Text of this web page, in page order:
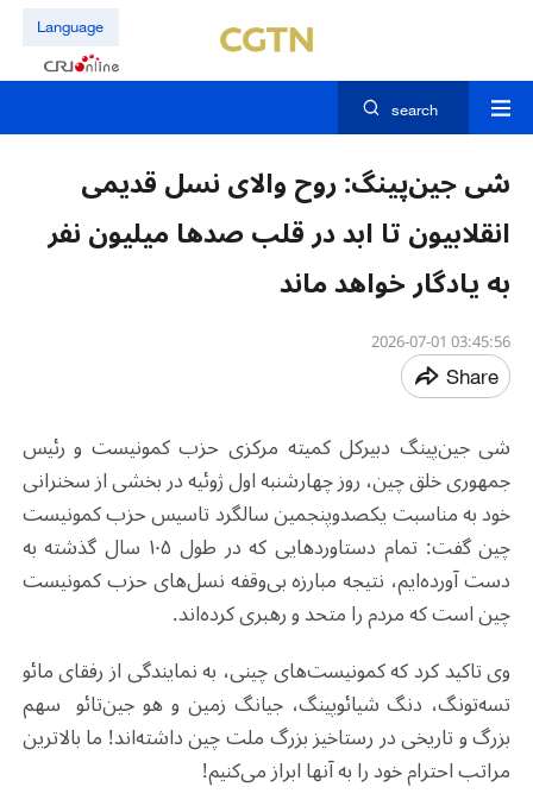
Language
search
شی جین‌پینگ: روح والای نسل قدیمی
انقلابیون تا ابد در قلب صدها میلیون نفر
به یادگار خواهد ماند
03:45:56 2026-07-01
Share
شی جین‌پینگ دبیرکل کمیته مرکزی حزب کمونیست و رئیس
جمهوری خلق چین، روز چهارشنبه اول ژوئیه در بخشی از سخنرانی
خود به مناسبت یکصدوپنجمین سالگرد تاسیس حزب کمونیست
چین گفت: تمام دستاوردهایی که در طول ۱۰۵ سال گذشته به
دست آورده‌ایم، نتیجه مبارزه بی‌وقفه نسل‌های حزب کمونیست‌
چین است که مردم را متحد و رهبری کرده‌اند.
وی تاکید کرد که کمونیست‌های چینی، به نمایندگی از رفقای مائو
تسه‌تونگ، دنگ شیائوپینگ، جیانگ زمین و هو جین‌تائو سهم
بزرگ و تاریخی در رستاخیز بزرگ ملت چین داشته‌اند! ما بالاترین
مراتب احترام خود را به آنها ابراز می‌کنیم!